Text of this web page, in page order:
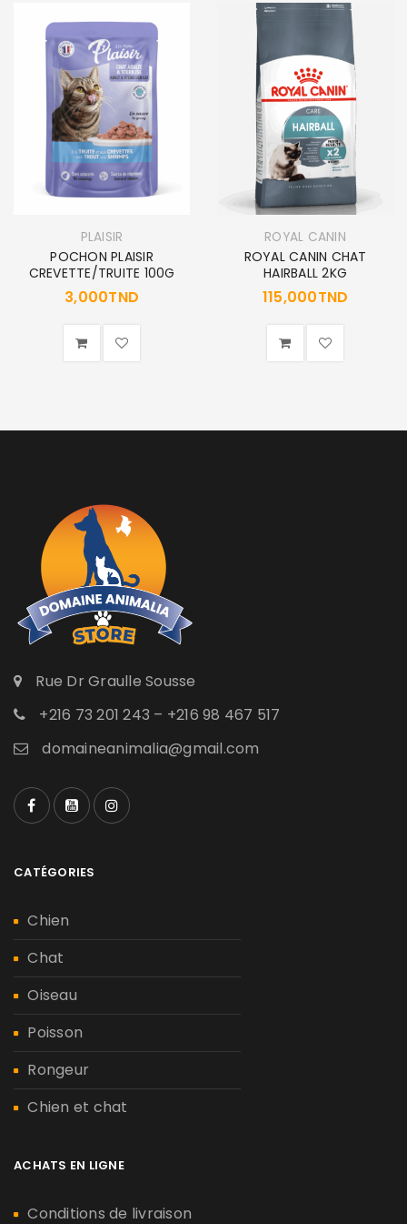
PLAISIR
POCHON PLAISIR
CREVETTE/TRUITE 100G
3,000TND
ROYAL CANIN
ROYAL CANIN CHAT
HAIRBALL 2KG
115,000TND
Rue Dr Graulle Sousse
+216 73 201 243 – +216 98 467 517
domaineanimalia@gmail.com
CATÉGORIES
Chien
Chat
Oiseau
Poisson
Rongeur
Chien et chat
ACHATS EN LIGNE
Conditions de livraison